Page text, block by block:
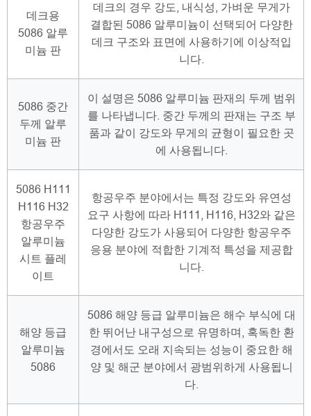
데크용
5086 알루
미늄 판
데크의 경우 강도, 내식성, 가벼운 무게가
결합된 5086 알루미늄이 선택되어 다양한
데크 구조와 표면에 사용하기에 이상적입
니다.
5086 중간
두께 알루
미늄 판
이 설명은 5086 알루미늄 판재의 두께 범위
를 나타냅니다. 중간 두께의 판재는 구조 부
품과 같이 강도와 무게의 균형이 필요한 곳
에 사용됩니다.
5086 H111
H116 H32
항공우주
알루미늄
시트 플레
이트
항공우주 분야에서는 특정 강도와 유연성
요구 사항에 따라 H111, H116, H32와 같은
다양한 강도가 사용되어 다양한 항공우주
응용 분야에 적합한 기계적 특성을 제공합
니다.
해양 등급
알루미늄
5086
5086 해양 등급 알루미늄은 해수 부식에 대
한 뛰어난 내구성으로 유명하며, 혹독한 환
경에서도 오래 지속되는 성능이 중요한 해
양 및 해군 분야에서 광범위하게 사용됩니
다.